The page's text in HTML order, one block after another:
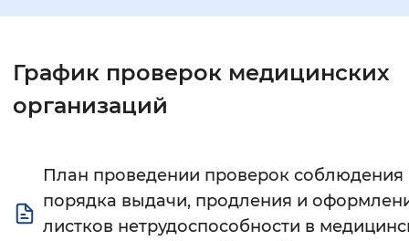
Настройка режима отображения
Без засечек С засечками
Интервал между буквами
График проверок медицинских
организаций
План проведении проверок соблюдения
порядка выдачи, продления и
листков нетрудоспособности в